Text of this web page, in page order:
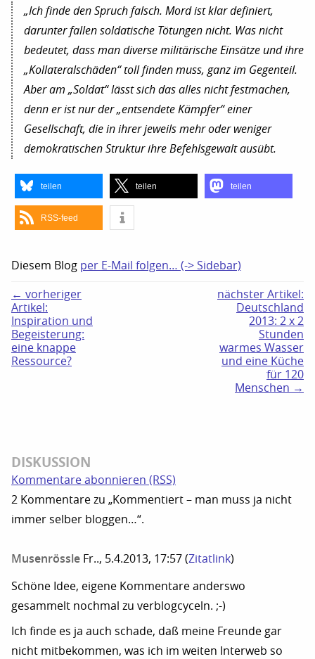
„Ich finde den Spruch falsch. Mord ist klar definiert,
darunter fallen soldatische Tötungen nicht. Was nicht
bedeutet, dass man diverse militärische Einsätze und ihre
„Kollateralschäden“ toll finden muss, ganz im Gegenteil.
Aber am „Soldat“ lässt sich das alles nicht festmachen,
denn er ist nur der „entsendete Kämpfer“ einer
Gesellschaft, die in ihrer jeweils mehr oder weniger
demokratischen Struktur ihre Befehlsgewalt ausübt.
teilen teilen teilen
RSS-feed
Diesem Blog per E-Mail folgen… (-> Sidebar)
← vorheriger
Artikel:
Inspiration und
Begeisterung:
eine knappe
Ressource?
nächster Artikel:
Deutschland
2013: 2 x 2
Stunden
warmes Wasser
und eine Küche
für 120
Menschen →
DISKUSSION
Kommentare abonnieren (RSS)
2 Kommentare zu „Kommentiert – man muss ja nicht
immer selber bloggen…“.
Musenrössle Fr.., 5.4.2013, 17:57 (Zitatlink)
Schöne Idee, eigene Kommentare anderswo
gesammelt nochmal zu verblogcyceln. ;-)
Ich finde es ja auch schade, daß meine Freunde gar
nicht mitbekommen, was ich im weiten Interweb so